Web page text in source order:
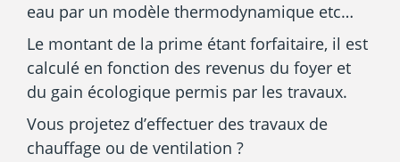
eau par un modèle thermodynamique etc…
Le montant de la prime étant forfaitaire, il est
calculé en fonction des revenus du foyer et
du gain écologique permis par les travaux.
Vous projetez d’effectuer des travaux de
chauffage ou de ventilation ?